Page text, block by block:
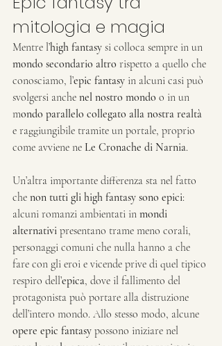
mitologia e magia
Mentre l’high fantasy si colloca sempre in un
mondo secondario altro rispetto a quello che
conosciamo, l’epic fantasy in alcuni casi può
svolgersi anche nel nostro mondo o in un
mondo parallelo collegato alla nostra realtà
e raggiungibile tramite un portale, proprio
come avviene ne Le Cronache di Narnia.
Un’altra importante differenza sta nel fatto
che non tutti gli high fantasy sono epici:
alcuni romanzi ambientati in mondi
alternativi presentano trame meno corali,
personaggi comuni che nulla hanno a che
fare con gli eroi e vicende prive di quel tipico
respiro dell’epica, dove il fallimento del
protagonista può portare alla distruzione
dell’intero mondo. Allo stesso modo, alcune
opere epic fantasy possono iniziare nel